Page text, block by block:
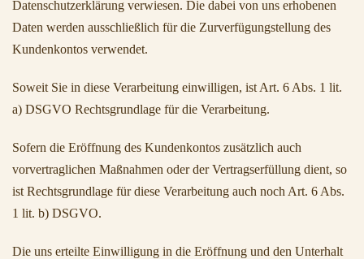
Datenschutzerklärung verwiesen. Die dabei von uns erhobenen
Daten werden ausschließlich für die Zurverfügungstellung des
Kundenkontos verwendet.
Soweit Sie in diese Verarbeitung einwilligen, ist Art. 6 Abs. 1 lit.
a) DSGVO Rechtsgrundlage für die Verarbeitung.
Sofern die Eröffnung des Kundenkontos zusätzlich auch
vorvertraglichen Maßnahmen oder der Vertragserfüllung dient, so
ist Rechtsgrundlage für diese Verarbeitung auch noch Art. 6 Abs.
1 lit. b) DSGVO.
Die uns erteilte Einwilligung in die Eröffnung und den Unterhalt